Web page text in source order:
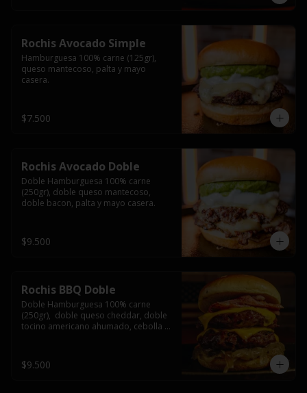
Rochis Avocado Simple
Hamburguesa 100% carne (125gr),
queso mantecoso, palta y mayo
casera.
$7.500
Rochis Avocado Doble
Doble Hamburguesa 100% carne
(250gr), doble queso mantecoso,
doble bacon, palta y mayo casera.
$9.500
Rochis BBQ Doble
Doble Hamburguesa 100% carne
(250gr),  doble queso cheddar, doble
tocino americano ahumado, cebolla
$9.500